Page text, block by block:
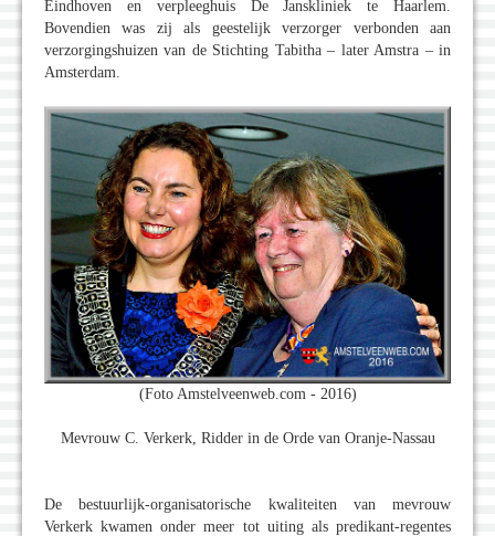
Eindhoven en verpleeghuis De Janskliniek te Haarlem.
Bovendien was zij als geestelijk verzorger verbonden aan
verzorgingshuizen van de Stichting Tabitha – later Amstra – in
Amsterdam.
(Foto Amstelveenweb.com - 2016)
Mevrouw C. Verkerk, Ridder in de Orde van Oranje-Nassau
De bestuurlijk-organisatorische kwaliteiten van mevrouw
Verkerk kwamen onder meer tot uiting als predikant-regentes